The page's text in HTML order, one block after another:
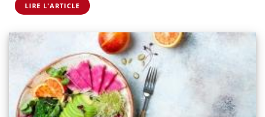
LIRE L'ARTICLE